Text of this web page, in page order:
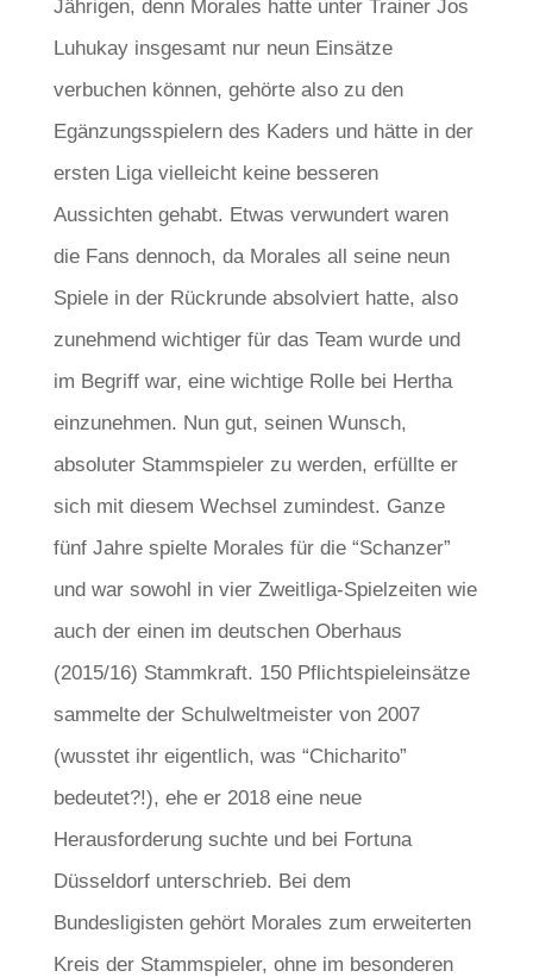
Jährigen, denn Morales hatte unter Trainer Jos
Luhukay insgesamt nur neun Einsätze
verbuchen können, gehörte also zu den
Egänzungsspielern des Kaders und hätte in der
ersten Liga vielleicht keine besseren
Aussichten gehabt. Etwas verwundert waren
die Fans dennoch, da Morales all seine neun
Spiele in der Rückrunde absolviert hatte, also
zunehmend wichtiger für das Team wurde und
im Begriff war, eine wichtige Rolle bei Hertha
einzunehmen. Nun gut, seinen Wunsch,
absoluter Stammspieler zu werden, erfüllte er
sich mit diesem Wechsel zumindest. Ganze
fünf Jahre spielte Morales für die “Schanzer”
und war sowohl in vier Zweitliga-Spielzeiten wie
auch der einen im deutschen Oberhaus
(2015/16) Stammkraft. 150 Pflichtspieleinsätze
sammelte der Schulweltmeister von 2007
(wusstet ihr eigentlich, was “Chicharito”
bedeutet?!), ehe er 2018 eine neue
Herausforderung suchte und bei Fortuna
Düsseldorf unterschrieb. Bei dem
Bundesligisten gehört Morales zum erweiterten
Kreis der Stammspieler, ohne im besonderen